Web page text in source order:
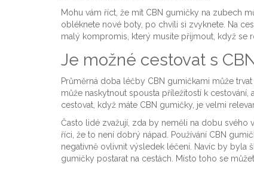
Mohu vám říct, že mít CBN gumičky na zubech
obléknete nové boty, po chvíli si zvyknete. Na
malý kompromis, který musíte přijmout, když se
Je možné cestovat s
Průměrná doba léčby CBN gumičkami může
může naskytnout spousta příležitostí k
cestovat, když máte CBN gumičky, je velmi
Často lidé zvažují, zda by neměli na dobu svého
říci, že to není dobrý nápad. Používání CBN
negativně ovlivnit výsledek léčení. Navíc by byla
gumičky postarat na cestách. Místo toho se